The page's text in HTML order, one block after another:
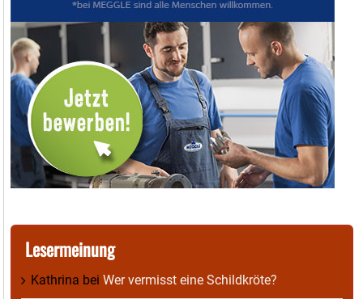
Lesermeinung
Kathrina bei Wer vermisst eine Schildkröte?